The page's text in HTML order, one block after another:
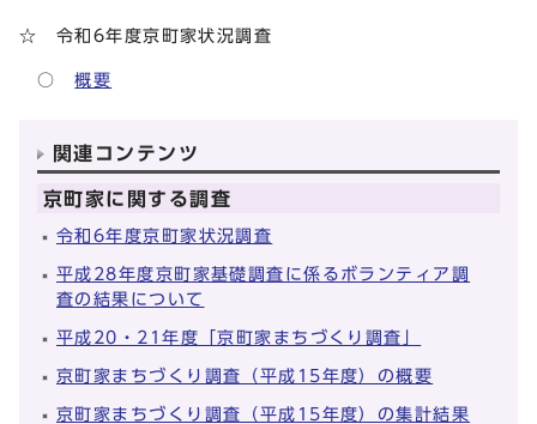
☆ 令和6年度京町家状況調査
○概要
関連コンテンツ
京町家に関する調査
令和6年度京町家状況調査
平成28年度京町家基礎調査に係るボランティア調
査の結果について
平成20・21年度「京町家まちづくり調査」
京町家まちづくり調査（平成15年度）の概要
京町家まちづくり調査（平成15年度）の集計結果